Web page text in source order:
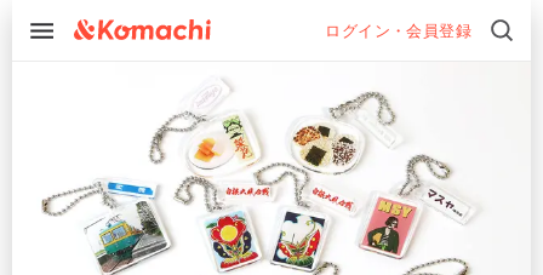
ログイン・会員登録